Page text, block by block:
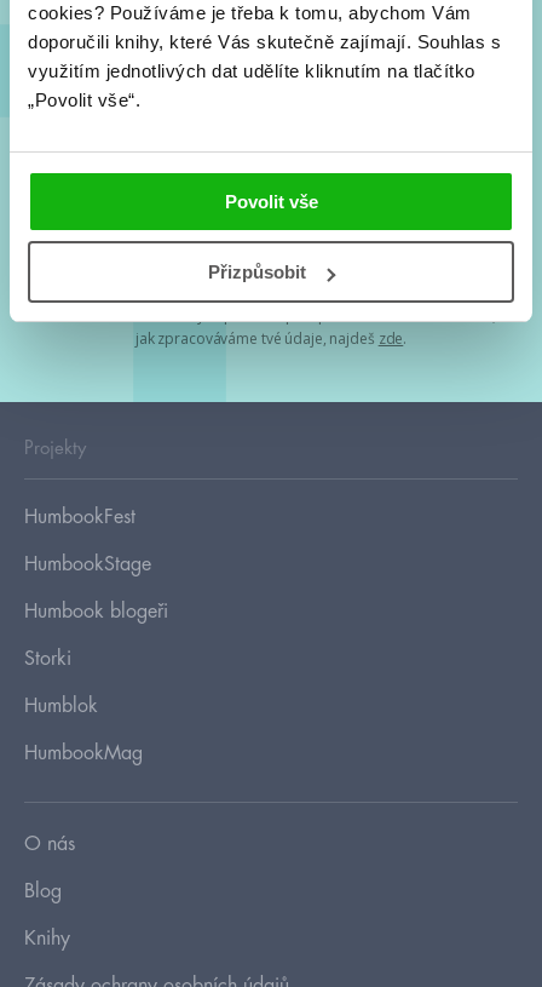
cookies? Používáme je třeba k tomu, abychom Vám
doporučili knihy, které Vás skutečně zajímají. Souhlas s
využitím jednotlivých dat udělíte kliknutím na tlačítko
„Povolit vše“.
Povolit vše
Přizpůsobit
Souhlasím spodmínkami zpracování osobních údajů
Tvá e-mailová adresa je u nás v bezpečí. Přečti si
jak zpracováváme tvé údaje, najdeš zde.
Projekty
HumbookFest
HumbookStage
Humbook blogeři
Storki
Humblok
HumbookMag
O nás
Blog
Knihy